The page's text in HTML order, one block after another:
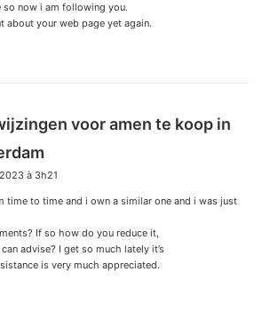
now i am following you.
your web page yet again.
voor amen te koop in
t
à 3h21
time to time and i own a similar one and i was just
If so how do you reduce it,
advise? I get so much lately it’s
is very much appreciated.